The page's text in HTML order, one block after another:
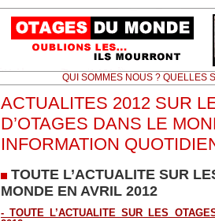
QUI SOMMES NOUS ? QUELLES
ACTUALITES 2012 SUR
D’OTAGES DANS LE
INFORMATION
TOUTE L’ACTUALITE SUR
MONDE EN AVRIL 2012
- TOUTE L’ACTUALITE SUR LES